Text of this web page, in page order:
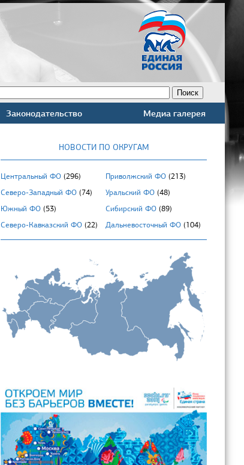
Законодательство Медиа галерея
НОВОСТИ ПО ОКРУГАМ
Центральный ФО (296) Приволжский ФО (213)
Северо-Западный ФО (74) Уральский ФО (48)
Южный ФО (53) Сибирский ФО (89)
Северо-Кавказский ФО (22) Дальневосточный ФО (104)